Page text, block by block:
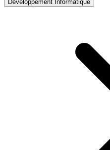
Développement Informatique